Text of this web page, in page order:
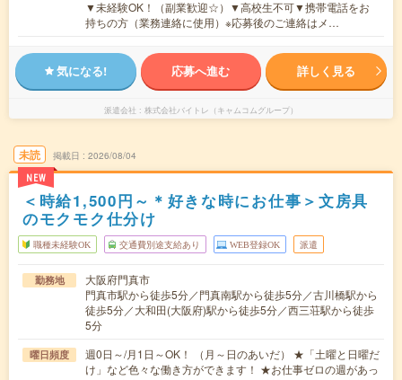
▼未経験OK！（副業歓迎☆）▼高校生不可▼携帯電話をお
持ちの方（業務連絡に使用）※応募後のご連絡はメ…
気になる! 応募へ進む 詳しく見る
派遣会社 株式会社バイトレ（キャムコムグループ）
未読
NEW
掲載日 2026/08/04
＜時給1,500円～＊好きな時にお仕事＞文房具
のモクモク仕分け
職種未経験OK 交通費別途支給あり WEB登録OK 派遣
勤務地
大阪府門真市
門真市駅から徒歩5分／門真南駅から徒歩5分／古川橋駅から
徒歩5分／大和田(大阪府)駅から徒歩5分／西三荘駅から徒歩
5分
曜日頻度
週0日～/月1日～OK！ （月～日のあいだ） ★「土曜と日曜だ
け」など色々な働き方ができます！ ★お仕事ゼロの週があっ